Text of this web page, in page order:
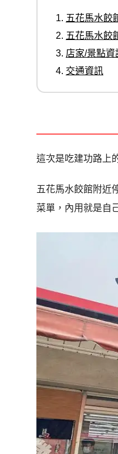
五花馬水餃
五花馬水餃
店家/景點資
交通資訊
這次是吃建功路上
五花馬水餃館附近
菜單，內用就是自